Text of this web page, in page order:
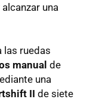
alcanzar una
las ruedas
manual de
una
II de siete